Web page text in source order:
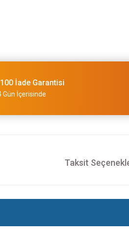
İade Garantisi
Gün İçerisinde
Taksit